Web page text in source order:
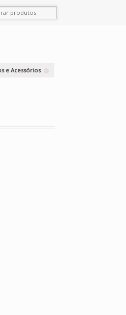
e Acessórios